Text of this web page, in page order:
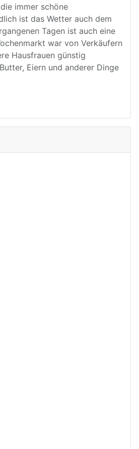
immer schöne
ist das Wetter auch dem
Tagen ist auch eine
war von Verkäufern
Hausfrauen günstig
Eiern und anderer Dinge